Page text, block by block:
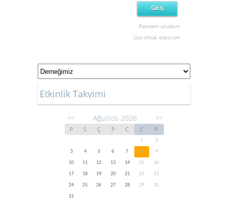
Parolamı unuttum
Üye olmak istiyorum
Etkinlik Takvimi
<< Ağustos 2026 >>
P S Ç P C C P
1
2
3
4 5 6 7 8
9
10
11 12 13 14 15
16
17
18 19 20 21 22
23
24
25 26 27 28 29
30
31